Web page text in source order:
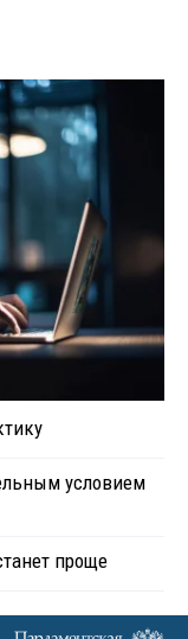
условием
проще